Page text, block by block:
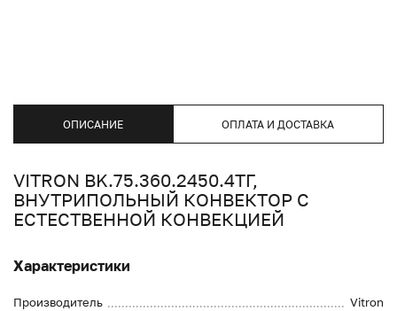
ОПИСАНИЕ ОПЛАТА И ДОСТАВКА
VITRON BK.75.360.2450.4ТГ,
ВНУТРИПОЛЬНЫЙ КОНВЕКТОР С
ЕСТЕСТВЕННОЙ КОНВЕКЦИЕЙ
Характеристики
Производитель
Vitron